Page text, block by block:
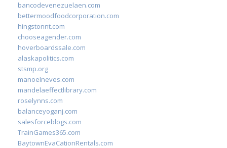
bancodevenezuelaen.com
bettermoodfoodcorporation.com
hingstonnt.com
chooseagender.com
hoverboardssale.com
alaskapolitics.com
stsmp.org
manoelneves.com
mandelaeffectlibrary.com
roselynns.com
balanceyoganj.com
salesforceblogs.com
TrainGames365.com
BaytownEvaCationRentals.com